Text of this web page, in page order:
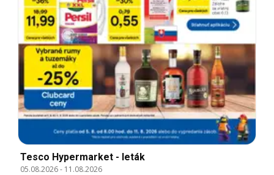
Tesco Hypermarket - leták
05.08.2026- 11.08.2026